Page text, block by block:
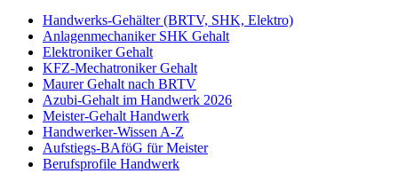
Handwerks-Gehälter (BRTV, SHK, Elektro)
Anlagenmechaniker SHK Gehalt
Elektroniker Gehalt
KFZ-Mechatroniker Gehalt
Maurer Gehalt nach BRTV
Azubi-Gehalt im Handwerk 2026
Meister-Gehalt Handwerk
Handwerker-Wissen A-Z
Aufstiegs-BAföG für Meister
Berufsprofile Handwerk